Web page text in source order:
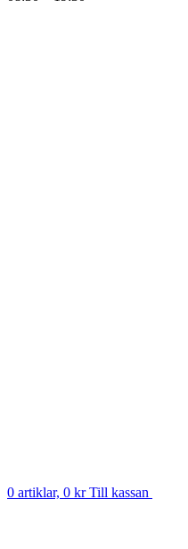
0 artiklar, 0 krTill kassan